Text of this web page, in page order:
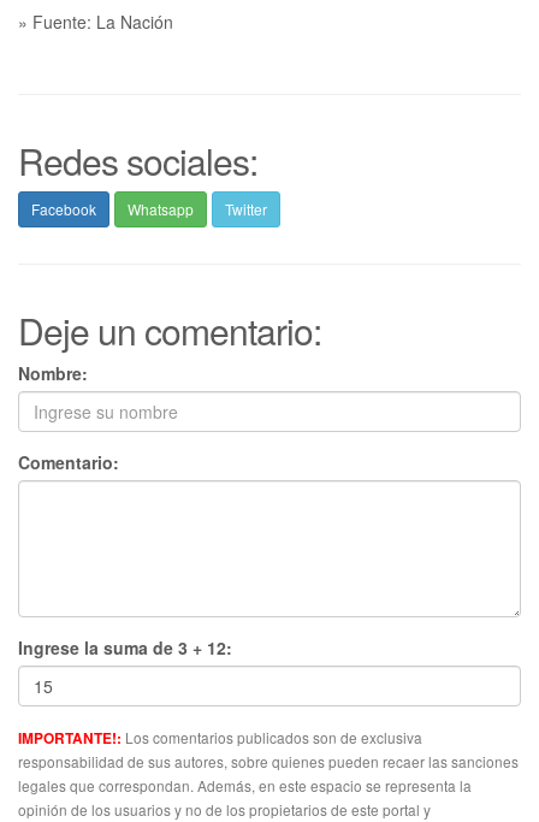
» Fuente: La Nación
Redes sociales:
Facebook Whatsapp Twitter
Deje un comentario:
Nombre:
Comentario:
Ingrese la suma de 3 + 12:
IMPORTANTE!: Los comentarios publicados son de exclusiva
responsabilidad de sus autores, sobre quienes pueden recaer las sanciones
legales que correspondan. Además, en este espacio se representa la
opinión de los usuarios y no de los propietarios de este portal y